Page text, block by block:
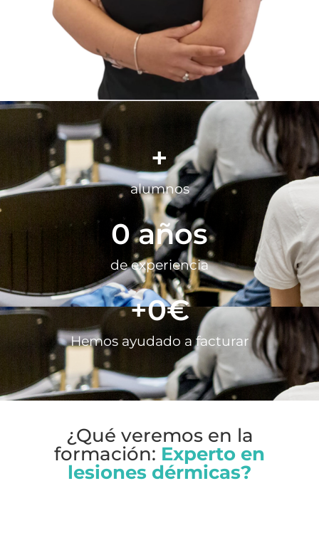
alumnos
+
de experiencia
0 años
Hemos ayudado a facturar
+0€
¿Qué veremos en la
formación: Experto en
lesiones dérmicas?